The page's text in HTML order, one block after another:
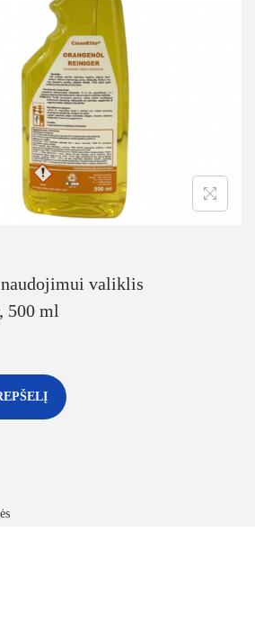
naudojimui valiklis
500 ml